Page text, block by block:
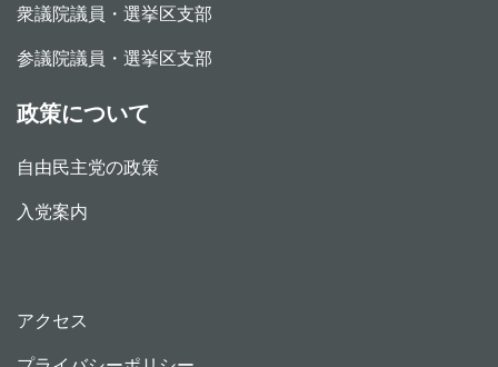
衆議院議員・選挙区支部
参議院議員・選挙区支部
政策について
自由民主党の政策
入党案内
アクセス